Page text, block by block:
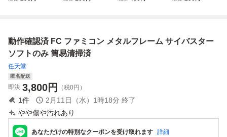
動作確認済 FC ファミコン メタルフレーム サイバスター
ソフトのみ 簡易清掃済
任天堂
匿名配送
即決 3,800円 （税0円）
1件 2月11日（水）1時18分 終了
やや傷や汚れあり
あなただけの特別なクーポンを受け取れます 詳細